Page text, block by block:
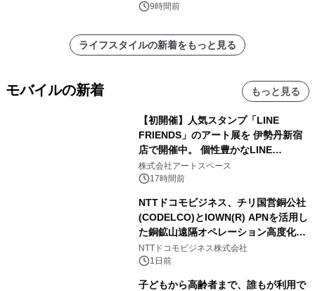
9時間前
ライフスタイルの新着をもっと見る
モバイルの新着 もっと見る
【初開催】人気スタンプ「LINE
FRIENDS」のアート展を 伊勢丹新宿
店で開催中。 個性豊かなLINE
FRIENDSの仲間たちが インテリアア
ートとして新たな魅力を発信。
株式会社アートスペース
17時間前
NTTドコモビジネス、チリ国営銅公社
(CODELCO)とIOWN(R) APNを活用し
た銅鉱山遠隔オペレーション高度化に
向けた調査・実証を開始
NTTドコモビジネス株式会社
1日前
子どもから高齢者まで、誰もが利用で